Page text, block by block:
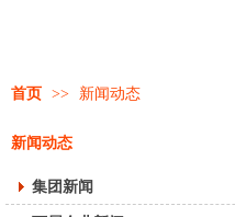
首页 >> 新闻动态
新闻动态
集团新闻